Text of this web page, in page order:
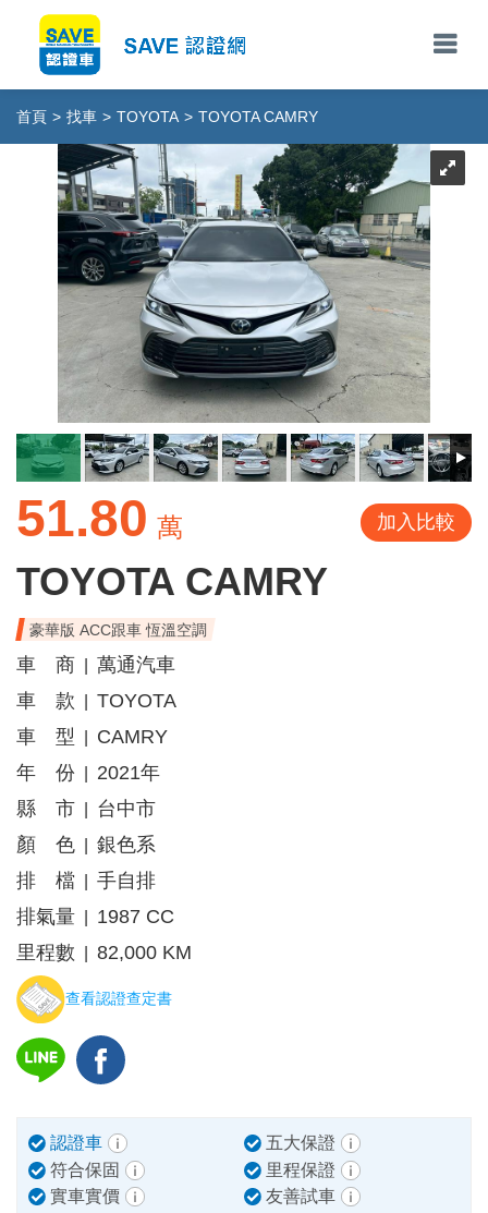
首頁 > 找車 > TOYOTA > TOYOTA CAMRY
51.80 萬 加入比較
TOYOTA CAMRY
豪華版 ACC跟車 恆溫空調
車 商
萬通汽車
車 款
TOYOTA
車 型
CAMRY
年 份
2021年
縣 市
台中市
顏 色
銀色系
排 檔
手自排
排氣量
1987 CC
里程數
82,000 KM
查看認證查定書
認證車
五大保證
符合保固
里程保證
實車實價
友善試車